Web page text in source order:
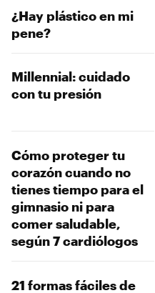
¿Hay plástico en mi
pene?
Millennial: cuidado
con tu presión
Cómo proteger tu
corazón cuando no
tienes tiempo para el
gimnasio ni para
comer saludable,
según 7 cardiólogos
21 formas fáciles de